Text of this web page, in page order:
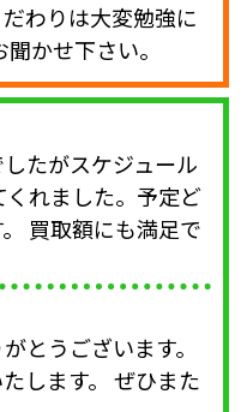
わりは大変勉強に
かせ下さい。
たがスケジュール
れました。予定ど
買取額にも満足で
とうございます。
します。 ぜひまた